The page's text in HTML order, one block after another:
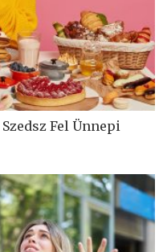
Fel Ünnepi